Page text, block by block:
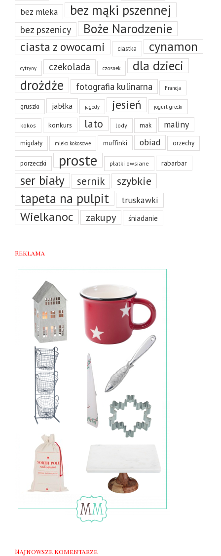
bez mleka bez mąki pszennej
bez pszenicy Boże Narodzenie
ciasta z owocami ciastka cynamon
cytryny czekolada czosnek dla dzieci
drożdże fotografia kulinarna Francja
gruszki jabłka jagody jesień jogurt grecki
kokos konkurs lato lody mak maliny
migdały mleko kokosowe muffinki obiad orzechy
porzeczki proste płatki owsiane rabarbar
ser biały sernik szybkie
tapeta na pulpit truskawki
Wielkanoc zakupy śniadanie
Reklama
Najnowsze komentarze